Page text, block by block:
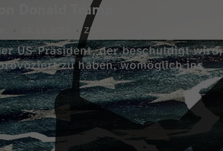
Donald Trump
ZDFinfo
US-Präsident, der beschuldigt wird,
zu haben, womöglich ins